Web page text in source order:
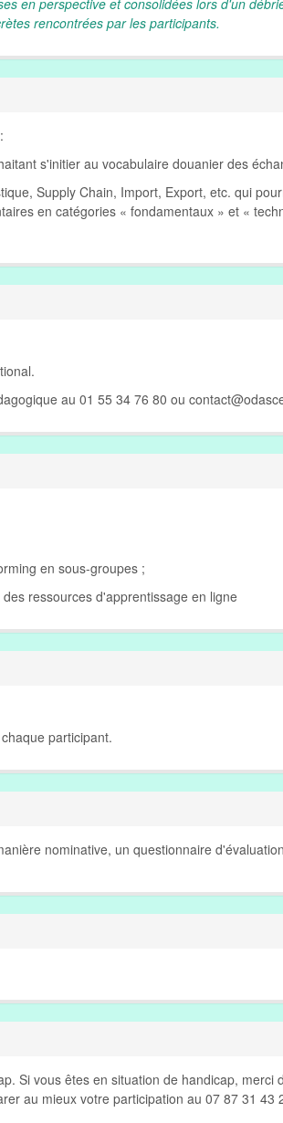
en perspective et consolidées lors d'un
rencontrées par les participants.
s'initier au vocabulaire douanier des
Supply Chain, Import, Export, etc. qui
en catégories « fondamentaux » et «
au 01 55 34 76 80 ou
en sous-groupes ;
ressources d'apprentissage en ligne
participant.
nominative, un questionnaire
Si vous êtes en situation de handicap, merci
au mieux votre participation au 07 87 31 43